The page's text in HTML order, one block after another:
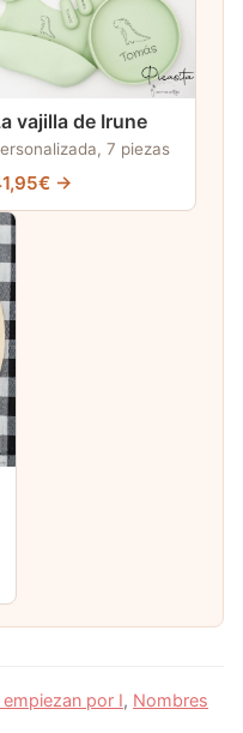
vajilla de Irune
7 piezas
→
por I, Nombres